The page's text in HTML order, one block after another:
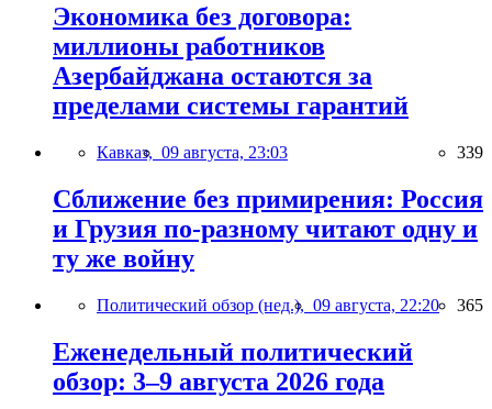
Экономика без договора:
миллионы работников
Азербайджана остаются за
пределами системы гарантий
Кавказ, 09 августа, 23:03 339
Сближение без примирения: Россия
и Грузия по-разному читают одну и
ту же войну
Политический обзор (нед.), 09 августа, 22:20 365
Еженедельный политический
обзор: 3–9 августа 2026 года